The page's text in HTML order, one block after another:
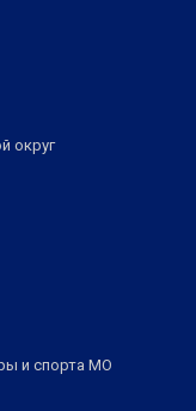
округ
и спорта МО